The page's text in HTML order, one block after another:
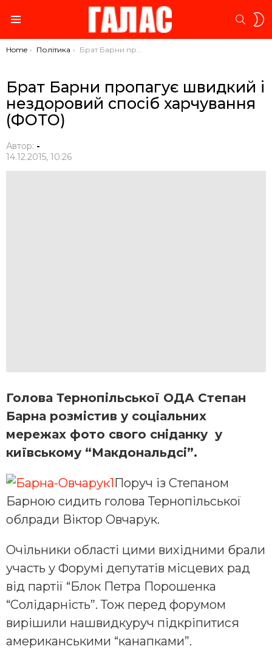
You are here:
Home Політика Брат Барни пропагує швидкий і нездоровий спосіб харчування (ФОТО)
Брат Барни пропагує швидкий і
нездоровий спосіб харчування
(ФОТО)
Автор: -
14.12.2015, 10:26
Голова Тернопільської ОДА Степан
Барна розмістив у соціальних
мережах фото свого сніданку у
київському “Макдональдсі”.
Поруч із Степаном
Барною сидить голова Тернопільської
облради Віктор Овчарук.
Очільники області цими вихідними брали
участь у Форумі депутатів місцевих рад
від партії “Блок Петра Порошенка
“Солідарність”. Тож перед форумом
вирішили нашвидкуруч підкріпитися
американськими “канапками”.